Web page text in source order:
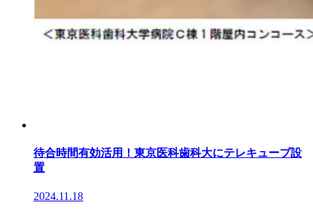
待合時間有効活用！東京医科歯科大にテレキューブ設
置
2024.11.18